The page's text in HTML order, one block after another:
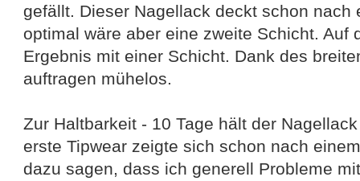
gefällt. Dieser Nagellack deckt schon nach
optimal wäre aber eine zweite Schicht. Auf
Ergebnis mit einer Schicht. Dank des
auftragen mühelos.
Zur Haltbarkeit - 10 Tage hält der
erste Tipwear zeigte sich schon nach
dazu sagen, dass ich generell Probleme